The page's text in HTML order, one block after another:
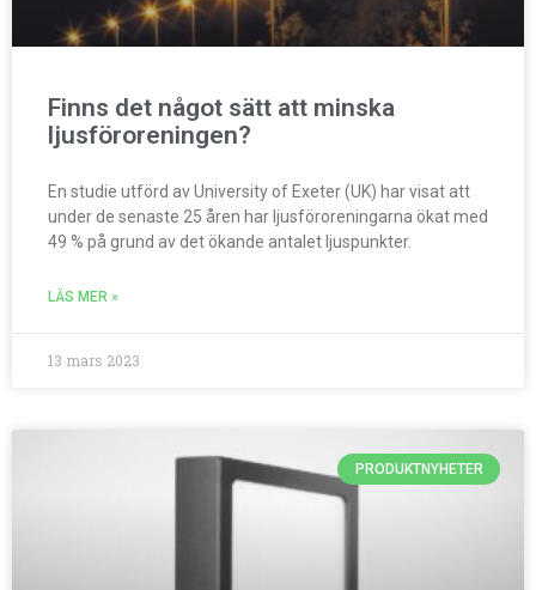
Finns det något sätt att minska
ljusföroreningen?
En studie utförd av University of Exeter (UK) har visat att
under de senaste 25 åren har ljusföroreningarna ökat med
49 % på grund av det ökande antalet ljuspunkter.
LÄS MER »
13 mars 2023
PRODUKTNYHETER